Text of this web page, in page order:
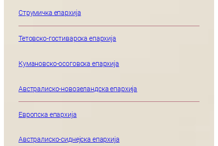
Струмичка епархија
Тетовско-гостиварска епархија
Кумановско-осоговска епархија
Австралиско-новозеландска епархија
Европска епархија
Австралиско-сиднејска епархија